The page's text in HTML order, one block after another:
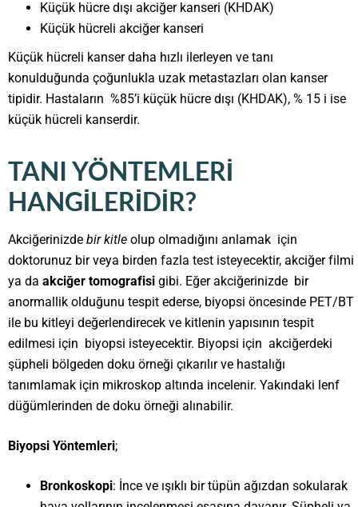
Küçük hücre dışı akciğer kanseri (KHDAK)
Küçük hücreli akciğer kanseri
Küçük hücreli kanser daha hızlı ilerleyen ve tanı
konulduğunda çoğunlukla uzak metastazları olan kanser
tipidir. Hastaların %85’i küçük hücre dışı (KHDAK), % 15 i ise
küçük hücreli kanserdir.
TANI YÖNTEMLERI
HANGILERIDIR?
Akciğerinizde bir kitle olup olmadığını anlamak için
doktorunuz bir veya birden fazla test isteyecektir, akciğer filmi
ya da akciğer tomografisi gibi. Eğer akciğerinizde bir
anormallik olduğunu tespit ederse, biyopsi öncesinde PET/BT
ile bu kitleyi değerlendirecek ve kitlenin yapısının tespit
edilmesi için biyopsi isteyecektir. Biyopsi için akciğerdeki
şüpheli bölgeden doku örneği çıkarılır ve hastalığı
tanımlamak için mikroskop altında incelenir. Yakındaki lenf
düğümlerinden de doku örneği alınabilir.
Biyopsi Yöntemleri;
Bronkoskopi: İnce ve ışıklı bir tüpün ağızdan sokularak